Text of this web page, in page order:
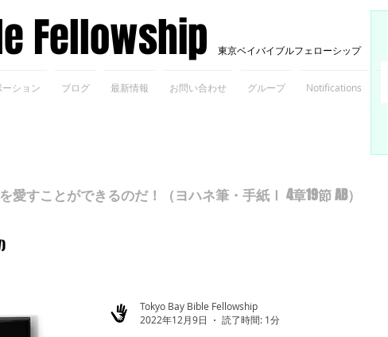
Fellowship 東京ベイバイブルフェローシップ
ション ブログ 最新情報 お問い合わせ グループ Notifications
すことができるのだ！（ヨハネ筆・手紙Ⅰ 4章19節 AB）
Tokyo Bay Bible Fellowship
2022年12月9日
読了時間: 1分